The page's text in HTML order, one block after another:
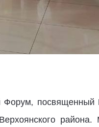
Форум, посвященный
района.